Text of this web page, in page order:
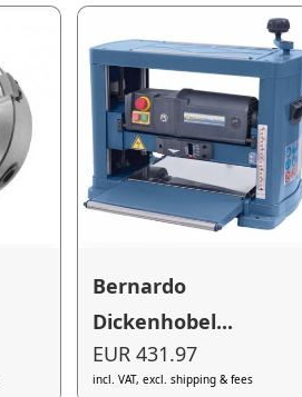
Bernardo
Dickenhobel...
EUR 431.97
incl. VAT, excl. shipping & fees